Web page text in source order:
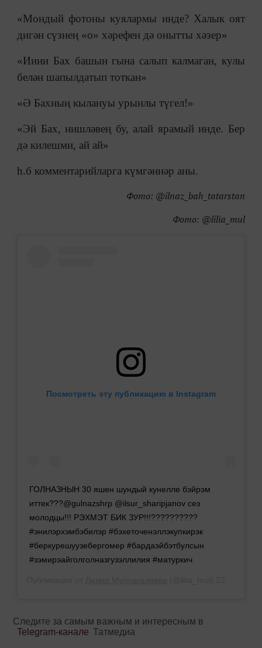
«Мондый фотоны куялармы инде? Халык оят
дигән сүзнең «о» хәрефен дә онытты хәзер»
«Ииии Бах башын гына салып калмаган, кулы
белән шапылдатып тоткан»
«Ә Бахның кылануы урынлы түгел!»
«Эй Бах, нишләвең бу, алай ярамый инде. Бер
дә килешми, ай ай»
һ.б комментарийларга күмгәннәр аны.
Фото: @ilnaz_bah_tatarstan
Фото: @lilia_mul
Посмотреть эту публикацию в Instagram
ГОЛНАЗНЫН 30 яшен шундый кунелле бэйрэм
иттек???@gulnazshrp @ilsur_sharipjanov сез
молодцы!!! РЭХМЭТ БИК ЗУР!!!???????‍?‍?‍?
#энилэрхэмбэбилэр #бэхеточенэллэкупкирэк
#беркурешуузебергомер #бардаэйбэтбулсын
#зэмирэайголголназгузэллилия #матуркич
Следите за самым важным и интересным в
Telegram-канале Татмедиа